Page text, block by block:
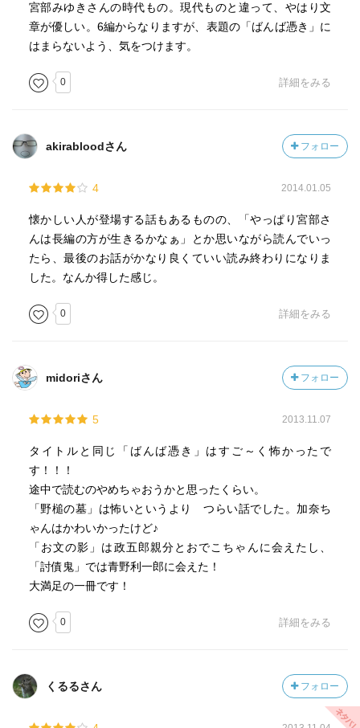
子供の死体が捨てられた。
を襲うようになったのだった。
源五郎右衛門はどうやってこの木槌を成敗するのか......
本作も子殺しの話が登場する。
子が死ぬ、子を殺すというのは、信じたくはないがありふ
だが、そのなかに救いの手を差し伸べることで、読者を現
実の悲しみから救い出してくれる気がする。
子供は宝物です、可愛くないなんて思ったことはありませ
ん！といった話よりもずっとずっと現実味がある。
宮部みゆきさんの時代もの。現代ものと違って、やはり文
章が優しい。6編からなりますが、表題の「ばんば憑き」に
はまらないよう、気をつけます。
0 詳細をみる
akirabloodさん フォロー
4 2014.01.05
懐かしい人が登場する話もあるものの、「やっぱり宮部さ
んは長編の方が生きるかなぁ」とか思いながら読んでいっ
たら、最後のお話がかなり良くていい読み終わりになりま
した。なんか得した感じ。
0 詳細をみる
midoriさん フォロー
5 2013.11.07
タイトルと同じ「ばんば憑き」はすご～く怖かったで
す！！！
途中で読むのやめちゃおうかと思ったくらい。
「野槌の墓」は怖いというより つらい話でした。加奈ち
ゃんはかわいかったけど♪
「お文の影」は政五郎親分とおでこちゃんに会えたし、
「討債鬼」では青野利一郎に会えた！
大満足の一冊です！
0 詳細をみる
くるるさん フォロー